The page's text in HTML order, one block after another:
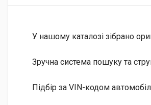
У нашому каталозі зібрано
Зручна система пошуку та
Підбір за VIN-кодом